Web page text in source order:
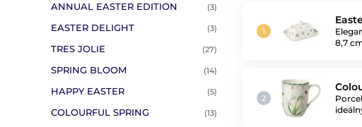
8,7
ANNUAL EASTER EDITION (3)
EASTER DELIGHT (3)
TRES JOLIE (27)
SPRING BLOOM (14)
HAPPY EASTER (5)
COLOURFUL SPRING (13)